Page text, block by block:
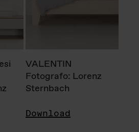
VALENTIN
Fotografo: Lorenz
Sternbach
Download